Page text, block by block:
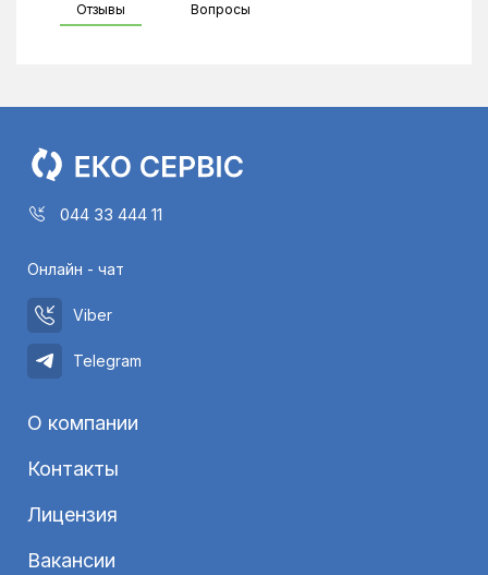
Отзывы Вопросы
044 33 444 11
Онлайн - чат
Viber
Telegram
О компании
Контакты
Лицензия
Вакансии